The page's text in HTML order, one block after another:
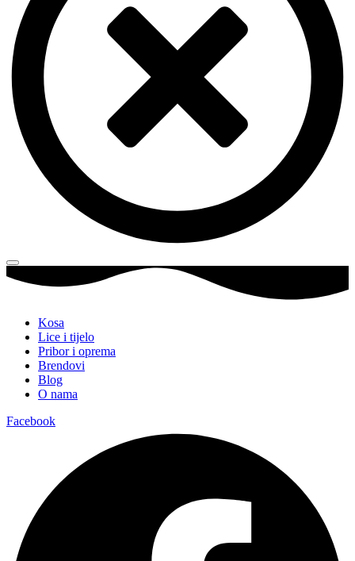
Kosa
Lice i tijelo
Pribor i oprema
Brendovi
Blog
O nama
Facebook